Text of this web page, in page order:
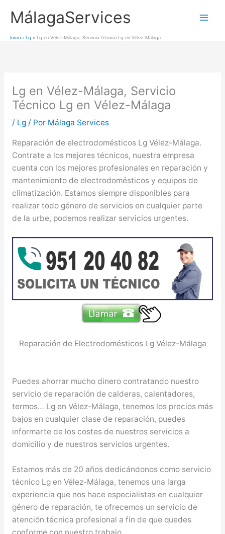
MálagaServices
Inicio Lg Lg en Vélez-Málaga, Servicio Técnico Lg en Vélez-Málaga
Lg en Vélez-Málaga, Servicio
Técnico Lg en Vélez-Málaga
/ Lg/ Por Málaga Services
Reparación de electrodomésticos Lg Vélez-Málaga.
Contrate a los mejores técnicos, nuestra empresa
cuenta con los mejores profesionales en reparación y
mantenimiento de electrodomésticos y equipos de
climatización. Estamos siempre disponibles para
realizar todo género de servicios en cualquier parte
de la urbe, podemos realizar servicios urgentes.
Reparación de Electrodomésticos Lg Vélez-Málaga
Puedes ahorrar mucho dinero contratando nuestro
servicio de reparación de calderas, calentadores,
termos… Lg en Vélez-Málaga, tenemos los precios más
bajos en cualquier clase de reparación, puedes
informarte de los costes de nuestros servicios a
domicilio y de nuestros servicios urgentes.
Estamos más de 20 años dedicándonos como servicio
técnico Lg en Vélez-Málaga, tenemos una larga
experiencia que nos hace especialistas en cualquier
género de reparación, te ofrecemos un servicio de
atención técnica profesional a fin de que quedes